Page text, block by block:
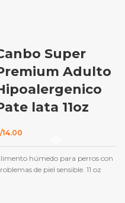
Super
Adulto
lata 11oz
14.00
húmedo para perros con
de piel sensible. 11 oz